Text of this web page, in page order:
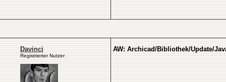
Davinci
Registrierter Nutzer
AW: Archicad/Bibliothek/Update/